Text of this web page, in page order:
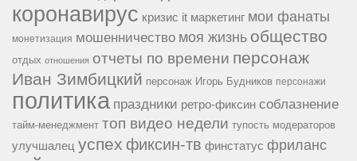
коронавирус кризис it маркетинг мои фанаты
монетизация мошенничество моя жизнь общество
отдых отношения отчеты по времени персонаж
Иван Зимбицкий персонаж Игорь Будников персонажи
политика праздники ретро-фиксин соблазнение
тайм-менеджмент топ видео недели тупость модераторов
улучшалец успех фиксин-тв финстатус фриланс